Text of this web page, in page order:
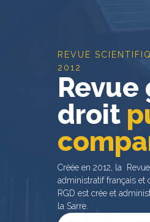
REVUE
2012
droit
Créée en 2012, la
administratif français et
RGD est crée et
la Sarre.